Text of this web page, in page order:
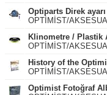
Optiparts Direk
OPTİMİST/
Klinometre / Plastik
OPTİMİST/
History of the
OPTİMİST/
Optimist Fotoğraf